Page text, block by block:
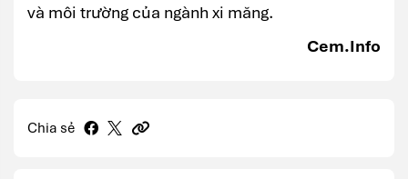
và môi trường của ngành xi măng.
Cem.Info
Chia sẻ